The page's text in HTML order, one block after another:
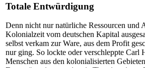
Totale Entwürdigung
Denn nicht nur natürliche Ressourcen und
Kolonialzeit vom deutschen Kapital
selbst verkam zur Ware, aus dem Profit
nur ging. So lockte oder verschleppte Carl
Menschen aus den kolonialisierten